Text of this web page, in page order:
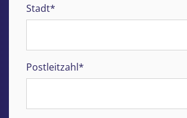
Stadt*
Postleitzahl*